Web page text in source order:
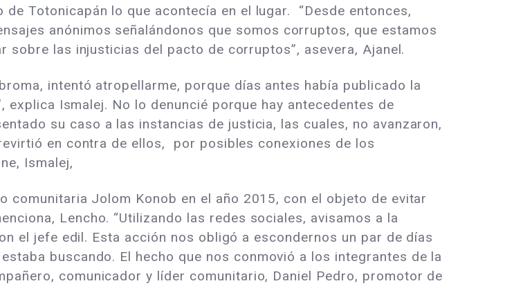
Totonicapán lo que acontecía en el lugar. “Desde entonces,
anónimos señalándonos que somos corruptos, que estamos
las injusticias del pacto de corruptos”, asevera, Ajanel.
intentó atropellarme, porque días antes había publicado la
Ismalej. No lo denuncié porque hay antecedentes de
su caso a las instancias de justicia, las cuales, no avanzaron,
en contra de ellos, por posibles conexiones de los
Ismalej,
comunitaria Jolom Konob en el año 2015, con el objeto de evitar
Lencho. “Utilizando las redes sociales, avisamos a la
el jefe edil. Esta acción nos obligó a escondernos un par de días
buscando. El hecho que nos conmovió a los integrantes de la
comunicador y líder comunitario, Daniel Pedro, promotor de